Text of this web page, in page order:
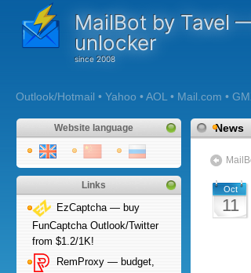
MailBot by Tavel
unlocker
Outlook/Hotmail • Yahoo • AOL • Mail.com •
Website language
Links
EzCaptcha — buy
FunCaptcha Outlook/Twitter
from $1.2/1K!
RemProxy — budget,
News
Oct
11